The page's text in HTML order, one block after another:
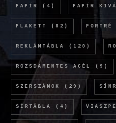
PAPÍR (4) PAPÍR
PLAKETT (82) PORTRÉ
REKLÁMTÁBLA (120)
ROZSDAMENTES ACÉL (9)
SZERSZÁMOK (29)
SÍRTÁBLA (4)